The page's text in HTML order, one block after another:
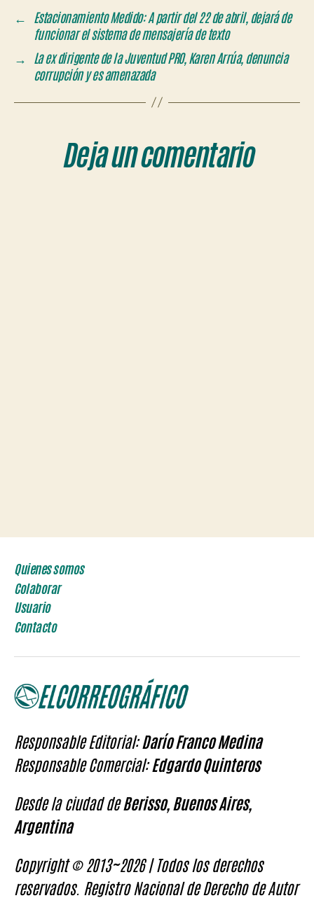
← Estacionamiento Medido: A partir del 22 de abril, dejará de
funcionar el sistema de mensajería de texto
→ La ex dirigente de la Juventud PRO, Karen Arrúa, denuncia
corrupción y es amenazada
Deja un comentario
Quienes somos
Colaborar
Usuario
Contacto
Responsable Editorial:Darío Franco Medina
Responsable Comercial:Edgardo Quinteros
Desde la ciudad deBerisso, Buenos Aires,
Argentina
Copyright © 2013~2026 | Todos los derechos
reservados. Registro Nacional de Derecho de Autor